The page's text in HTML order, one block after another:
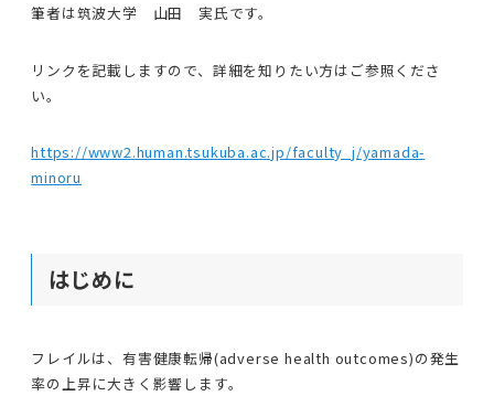
筆者は筑波大学 山田 実氏です。
リンクを記載しますので、詳細を知りたい方はご参照くださ
い。
https://www2.human.tsukuba.ac.jp/faculty_j/yamada-
minoru
はじめに
フレイルは、有害健康転帰(adverse health outcomes)の発生
率の上昇に大きく影響します。